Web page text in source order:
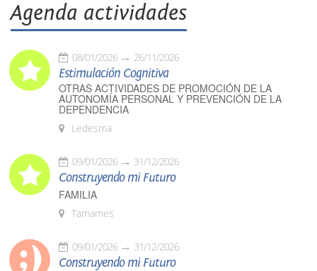
Agenda actividades
08/01/2026 26/11/2026
Estimulación Cognitiva
OTRAS ACTIVIDADES DE PROMOCIÓN DE LA
AUTONOMÍA PERSONAL Y PREVENCIÓN DE LA
DEPENDENCIA
Ledesma
09/01/2026 31/12/2026
Construyendo mi Futuro
FAMILIA
Tamames
09/01/2026 31/12/2026
Construyendo mi Futuro